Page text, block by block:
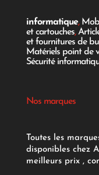
informatique,
et cartouches,
et fournitures de
Matériels point de
Sécurité
Nos marques
Toutes les
disponibles chez
meilleurs prix ,